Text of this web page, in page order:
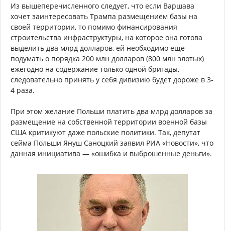
Из вышеперечисленного следует, что если Варшава
хочет заинтересовать Трампа размещением базы на
своей территории, то помимо финансирования
строительства инфраструктуры, на которое она готова
выделить два млрд долларов, ей необходимо еще
подумать о порядка 200 млн долларов (800 млн злотых)
ежегодно на содержание только одной бригады,
следовательно принять у себя дивизию будет дороже в 3-
4 раза.
При этом желание Польши платить два млрд долларов за
размещение на собственной территории военной базы
США критикуют даже польские политики. Так, депутат
сейма Польши Януш Саноцкий заявил РИА «Новости», что
данная инициатива — «ошибка и выброшенные деньги».